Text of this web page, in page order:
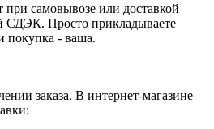
при самовывозе или доставкой
СДЭК. Просто прикладываете
покупка - ваша.
заказа. В интернет-магазине